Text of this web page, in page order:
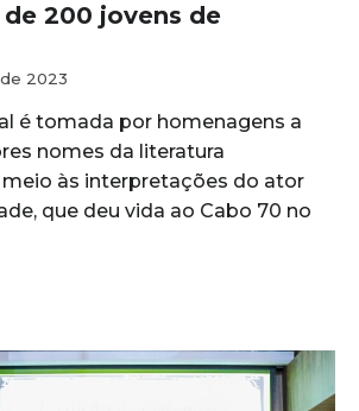
200 jovens de
2023
é tomada por homenagens a
nomes da literatura
meio às interpretações do ator
que deu vida ao Cabo 70 no